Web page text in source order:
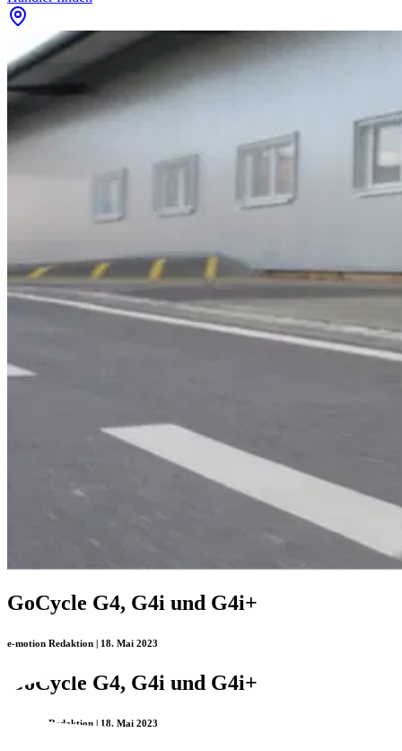
GoCycle G4, G4i und G4i+
e-motion Redaktion | 18. Mai 2023
GoCycle G4, G4i und G4i+
e-motion Redaktion | 18. Mai 2023